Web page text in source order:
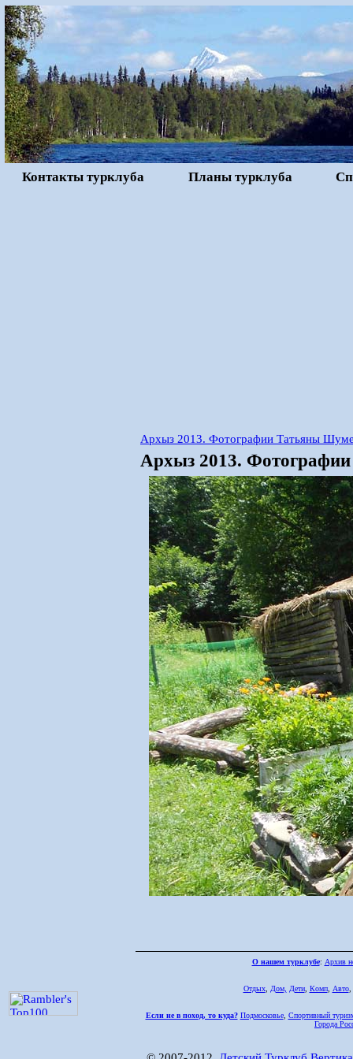
Контакты турклуба Планы турклуба
Архыз 2013. Фотографии Татьяны
Архыз 2013.
О нашем турклубе: Архив
Отдых, Дом, Дети, Комп, Авто,
Если не в поход, то куда? Подмосковье, Спортивный
Города